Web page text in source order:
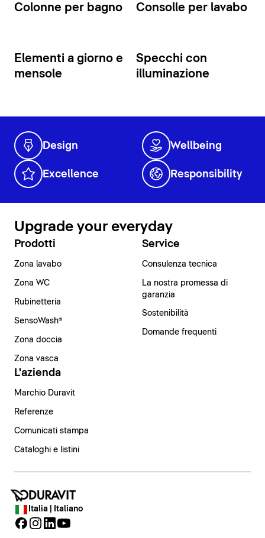
Colonne per bagno Consolle per lavabo
Elementi a giorno e
mensole
Specchi con
illuminazione
Design Wellbeing
Excellence Responsibility
Upgrade your everyday
Prodotti
Zona lavabo
Zona WC
Rubinetteria
SensoWash®
Zona doccia
Zona vasca
Service
Consulenza tecnica
La nostra promessa di
garanzia
Sostenibilità
Domande frequenti
L'azienda
Marchio Duravit
Referenze
Comunicati stampa
Cataloghi e listini
Italia | Italiano